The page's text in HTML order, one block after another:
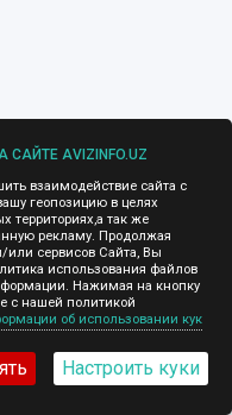
AVIZINFO.UZ
взаимодействие сайта с
геопозицию в целях
территориях,а так же
рекламу. Продолжая
сервисов Сайта, Вы
использования файлов
Нажимая на кнопку
с нашей политикой
об использовании кук
Настроить куки